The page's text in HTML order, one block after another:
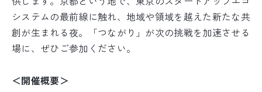
システムの最前線に触れ、地域や領域を越えた新たな共
創が生まれる夜。「つながり」が次の挑戦を加速させる
場に、ぜひご参加ください。
＜開催概要＞